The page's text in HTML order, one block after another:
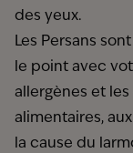
des yeux.
Les Persans sont
le point avec
allergènes et
alimentaires,
la cause du